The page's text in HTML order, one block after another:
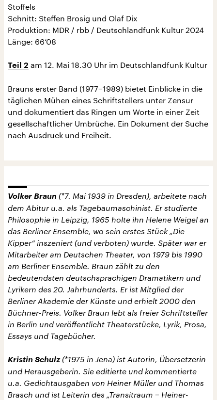
Stoffels
Schnitt: Steffen Brosig und Olaf Dix
Produktion: MDR / rbb / Deutschlandfunk Kultur 2024
Länge: 66‘08
Teil 2 am 12. Mai 18.30 Uhr im Deutschlandfunk Kultur
Brauns erster Band (1977−1989) bietet Einblicke in die
täglichen Mühen eines Schriftstellers unter Zensur
und dokumentiert das Ringen um Worte in einer Zeit
gesellschaftlicher Umbrüche. Ein Dokument der Suche
nach Ausdruck und Freiheit.
Volker Braun (*7. Mai 1939 in Dresden), arbeitete nach
dem Abitur u.a. als Tagebaumaschinist. Er studierte
Philosophie in Leipzig, 1965 holte ihn Helene Weigel an
das Berliner Ensemble, wo sein erstes Stück „Die
Kipper“ inszeniert (und verboten) wurde. Später war er
Mitarbeiter am Deutschen Theater, von 1979 bis 1990
am Berliner Ensemble. Braun zählt zu den
bedeutendsten deutschsprachigen Dramatikern und
Lyrikern des 20. Jahrhunderts. Er ist Mitglied der
Berliner Akademie der Künste und erhielt 2000 den
Büchner-Preis. Volker Braun lebt als freier Schriftsteller
in Berlin und veröffentlicht Theaterstücke, Lyrik, Prosa,
Essays und Tagebücher.
Kristin Schulz(*1975 in Jena) ist Autorin, Übersetzerin
und Herausgeberin. Sie editierte und kommentierte
u.a. Gedichtausgaben von Heiner Müller und Thomas
Brasch und ist Leiterin des „Transitraum − Heiner-